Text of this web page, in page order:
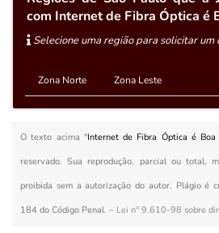
com Internet de Fibra Óptica é
Selecione uma região para solicitar um
Zona Norte Zona Leste
O texto acima "Internet de Fibra Óptica é Boa
reservado. Sua reprodução, parcial ou total,
proibida sem a autorização do autor. Plágio é
184 do Código Penal. – Lei n° 9.610-98 sobre